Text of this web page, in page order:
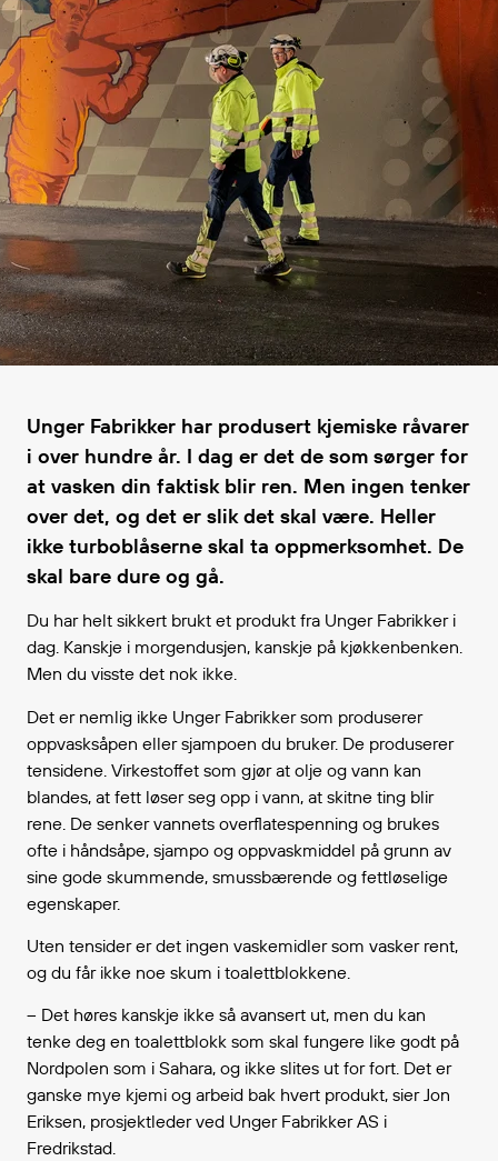
Unger Fabrikker har produsert kjemiske råvarer
i over hundre år. I dag er det de som sørger for
at vasken din faktisk blir ren. Men ingen tenker
over det, og det er slik det skal være. Heller
ikke turboblåserne skal ta oppmerksomhet. De
skal bare dure og gå.
Du har helt sikkert brukt et produkt fra Unger Fabrikker i
dag. Kanskje i morgendusjen, kanskje på kjøkkenbenken.
Men du visste det nok ikke.
Det er nemlig ikke Unger Fabrikker som produserer
oppvasksåpen eller sjampoen du bruker. De produserer
tensidene. Virkestoffet som gjør at olje og vann kan
blandes, at fett løser seg opp i vann, at skitne ting blir
rene. De senker vannets overflatespenning og brukes
ofte i håndsåpe, sjampo og oppvaskmiddel på grunn av
sine gode skummende, smussbærende og fettløselige
egenskaper.
Uten tensider er det ingen vaskemidler som vasker rent,
og du får ikke noe skum i toalettblokkene.
– Det høres kanskje ikke så avansert ut, men du kan
tenke deg en toalettblokk som skal fungere like godt på
Nordpolen som i Sahara, og ikke slites ut for fort. Det er
ganske mye kjemi og arbeid bak hvert produkt, sier Jon
Eriksen, prosjektleder ved Unger Fabrikker AS i
Fredrikstad.